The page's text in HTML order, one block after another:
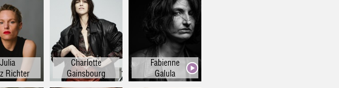
Julia
Richter
Charlotte
Gainsbourg
Fabienne
Galula